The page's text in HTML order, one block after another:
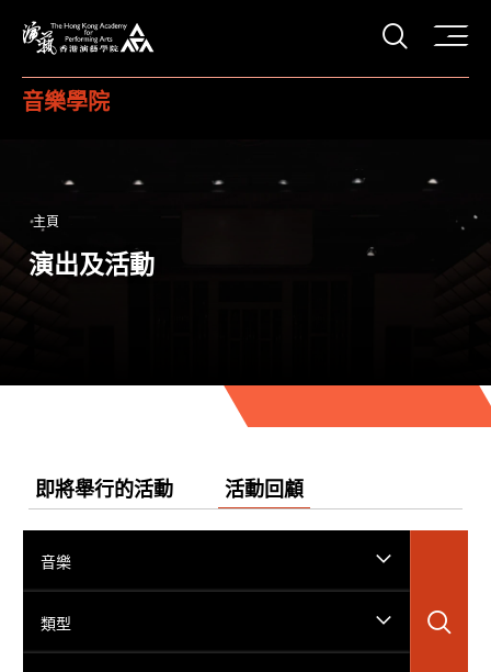
打開
音樂學院
主頁
演出及活動
即將舉行的活動 活動回顧
音樂
類型